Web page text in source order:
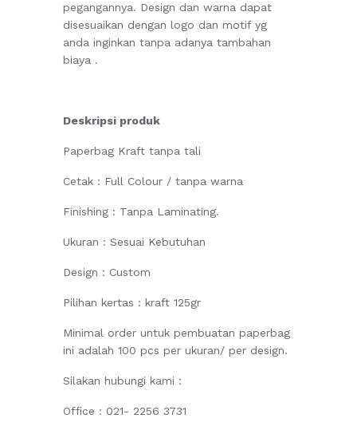
pegangannya. Design dan warna dapat
disesuaikan dengan logo dan motif yg
anda inginkan tanpa adanya tambahan
biaya .
Deskripsi produk
Paperbag Kraft tanpa tali
Cetak : Full Colour / tanpa warna
Finishing : Tanpa Laminating.
Ukuran : Sesuai Kebutuhan
Design : Custom
Pilihan kertas : kraft 125gr
Minimal order untuk pembuatan paperbag
ini adalah 100 pcs per ukuran/ per design.
Silakan hubungi kami :
Office : 021- 2256 3731